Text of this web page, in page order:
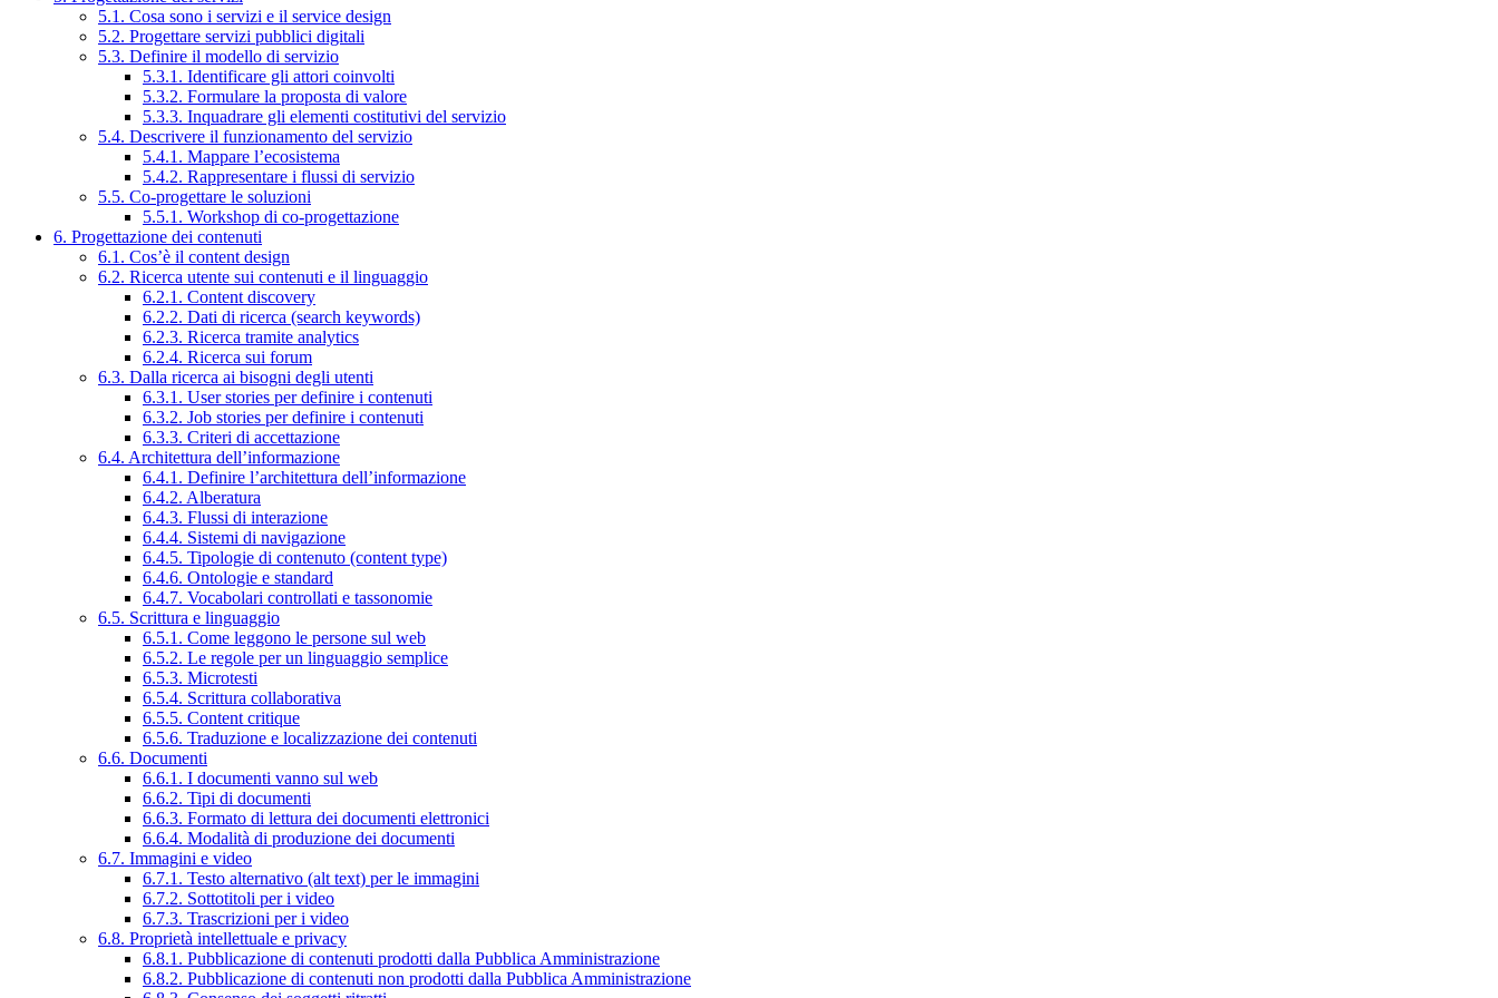
5.1. Cosa sono i servizi e il service design
5.2. Progettare servizi pubblici digitali
5.3. Definire il modello di servizio
5.3.1. Identificare gli attori coinvolti
5.3.2. Formulare la proposta di valore
5.3.3. Inquadrare gli elementi costitutivi del servizio
5.4. Descrivere il funzionamento del servizio
5.4.1. Mappare l’ecosistema
5.4.2. Rappresentare i flussi di servizio
5.5. Co-progettare le soluzioni
5.5.1. Workshop di co-progettazione
6. Progettazione dei contenuti
6.1. Cos’è il content design
6.2. Ricerca utente sui contenuti e il linguaggio
6.2.1. Content discovery
6.2.2. Dati di ricerca (search keywords)
6.2.3. Ricerca tramite analytics
6.2.4. Ricerca sui forum
6.3. Dalla ricerca ai bisogni degli utenti
6.3.1. User stories per definire i contenuti
6.3.2. Job stories per definire i contenuti
6.3.3. Criteri di accettazione
6.4. Architettura dell’informazione
6.4.1. Definire l’architettura dell’informazione
6.4.2. Alberatura
6.4.3. Flussi di interazione
6.4.4. Sistemi di navigazione
6.4.5. Tipologie di contenuto (content type)
6.4.6. Ontologie e standard
6.4.7. Vocabolari controllati e tassonomie
6.5. Scrittura e linguaggio
6.5.1. Come leggono le persone sul web
6.5.2. Le regole per un linguaggio semplice
6.5.3. Microtesti
6.5.4. Scrittura collaborativa
6.5.5. Content critique
6.5.6. Traduzione e localizzazione dei contenuti
6.6. Documenti
6.6.1. I documenti vanno sul web
6.6.2. Tipi di documenti
6.6.3. Formato di lettura dei documenti elettronici
6.6.4. Modalità di produzione dei documenti
6.7. Immagini e video
6.7.1. Testo alternativo (alt text) per le immagini
6.7.2. Sottotitoli per i video
6.7.3. Trascrizioni per i video
6.8. Proprietà intellettuale e privacy
6.8.1. Pubblicazione di contenuti prodotti dalla Pubblica Amministrazione
6.8.2. Pubblicazione di contenuti non prodotti dalla Pubblica Amministrazione